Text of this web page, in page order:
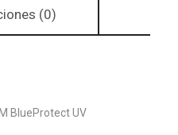
(0)
BlueProtect UV